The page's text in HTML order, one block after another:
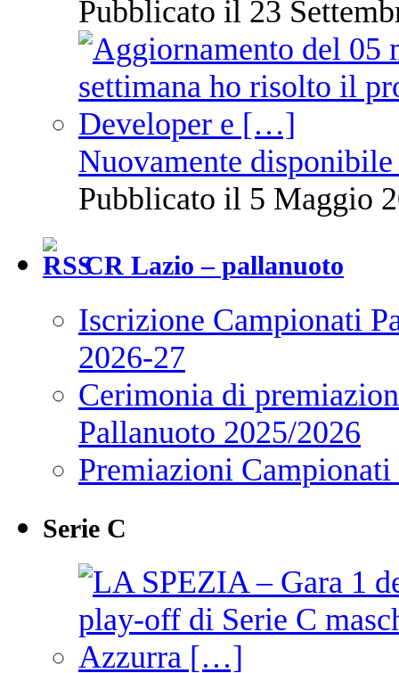
Pubblicato il 23
Nuovamente
Pubblicato il 5 Maggio
CR Lazio – pallanuoto
Iscrizione Campionati
2026-27
Cerimonia di
Pallanuoto 2025/2026
Premiazioni
Serie C